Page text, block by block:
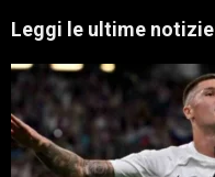
Leggi le ultime notizie